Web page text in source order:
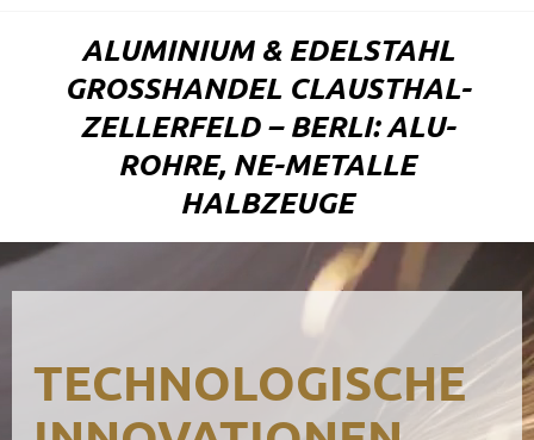
ALUMINIUM & EDELSTAHL
GROSSHANDEL CLAUSTHAL-Z
ELLERFELD – BERLI: ALU-R
OHRE, NE-METALLE H
ALBZEUGE
TECHNOLOGISCHE